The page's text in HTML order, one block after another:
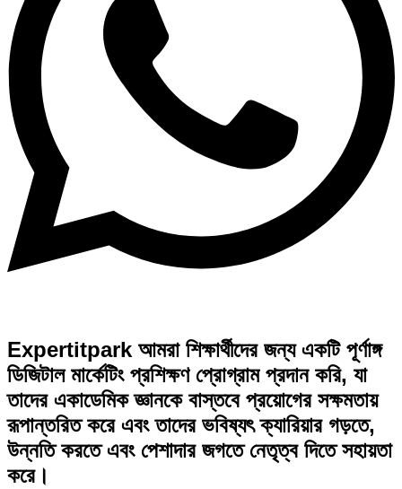
Expertitpark আমরা শিক্ষার্থীদের জন্য একটি পূর্ণাঙ্গ
ডিজিটাল মার্কেটিং প্রশিক্ষণ প্রোগ্রাম প্রদান করি, যা
তাদের একাডেমিক জ্ঞানকে বাস্তবে প্রয়োগের সক্ষমতায়
রূপান্তরিত করে এবং তাদের ভবিষ্যৎ ক্যারিয়ার গড়তে,
উন্নতি করতে এবং পেশাদার জগতে নেতৃত্ব দিতে সহায়তা
করে।